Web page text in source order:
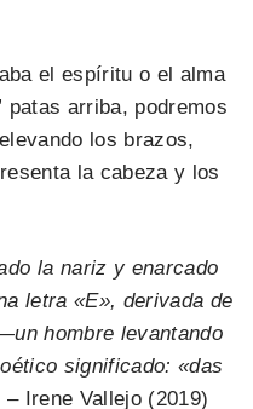
el espíritu o el alma
patas arriba, podremos
los brazos,
la cabeza y los
la nariz y enarcado
letra «E», derivada de
hombre levantando
significado: «das
– Irene Vallejo (2019)